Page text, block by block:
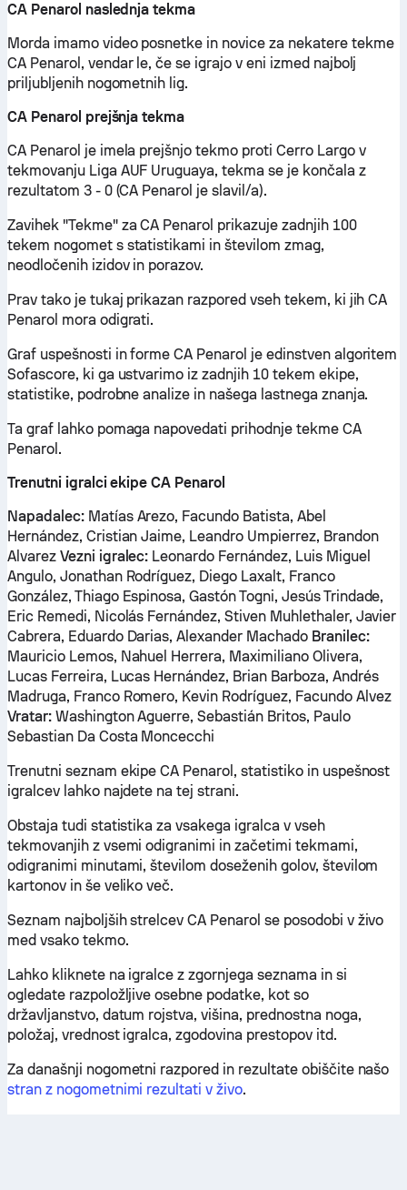
CA Penarol naslednja tekma
Morda imamo video posnetke in novice za nekatere tekme
CA Penarol, vendar le, če se igrajo v eni izmed najbolj
priljubljenih nogometnih lig.
CA Penarol prejšnja tekma
CA Penarol je imela prejšnjo tekmo proti Cerro Largo v
tekmovanju Liga AUF Uruguaya, tekma se je končala z
rezultatom 3 - 0 (CA Penarol je slavil/a).
Zavihek "Tekme" za CA Penarol prikazuje zadnjih 100
tekem nogomet s statistikami in številom zmag,
neodločenih izidov in porazov.
Prav tako je tukaj prikazan razpored vseh tekem, ki jih CA
Penarol mora odigrati.
Graf uspešnosti in forme CA Penarol je edinstven algoritem
Sofascore, ki ga ustvarimo iz zadnjih 10 tekem ekipe,
statistike, podrobne analize in našega lastnega znanja.
Ta graf lahko pomaga napovedati prihodnje tekme CA
Penarol.
Trenutni igralci ekipe CA Penarol
Napadalec:Matías Arezo, Facundo Batista, Abel
Hernández, Cristian Jaime, Leandro Umpierrez, Brandon
Alvarez Vezni igralec: Leonardo Fernández, Luis Miguel
Angulo, Jonathan Rodríguez, Diego Laxalt, Franco
González, Thiago Espinosa, Gastón Togni, Jesús Trindade,
Eric Remedi, Nicolás Fernández, Stiven Muhlethaler, Javier
Cabrera, Eduardo Darias, Alexander Machado Branilec:
Mauricio Lemos, Nahuel Herrera, Maximiliano Olivera,
Lucas Ferreira, Lucas Hernández, Brian Barboza, Andrés
Madruga, Franco Romero, Kevin Rodríguez, Facundo Alvez
Vratar:Washington Aguerre, Sebastián Britos, Paulo
Sebastian Da Costa Moncecchi
Trenutni seznam ekipe CA Penarol, statistiko in uspešnost
igralcev lahko najdete na tej strani.
Obstaja tudi statistika za vsakega igralca v vseh
tekmovanjih z vsemi odigranimi in začetimi tekmami,
odigranimi minutami, številom doseženih golov, številom
kartonov in še veliko več.
Seznam najboljših strelcev CA Penarol se posodobi v živo
med vsako tekmo.
Lahko kliknete na igralce z zgornjega seznama in si
ogledate razpoložljive osebne podatke, kot so
državljanstvo, datum rojstva, višina, prednostna noga,
položaj, vrednost igralca, zgodovina prestopov itd.
Za današnji nogometni razpored in rezultate obiščite našo
stran z nogometnimi rezultati v živo.